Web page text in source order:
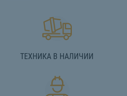
ТЕХНИКА В НАЛИЧИИ